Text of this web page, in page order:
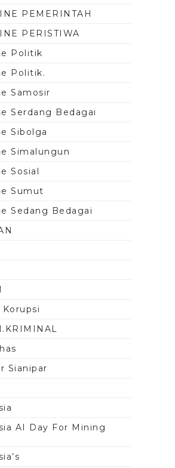
PEMERINTAH
PERISTIWA
Politik
Politik.
Samosir
Serdang Bedagai
Sibolga
Simalungun
Sosial
Sumut
Sedang Bedagai
Sianipar
AI Day For Mining